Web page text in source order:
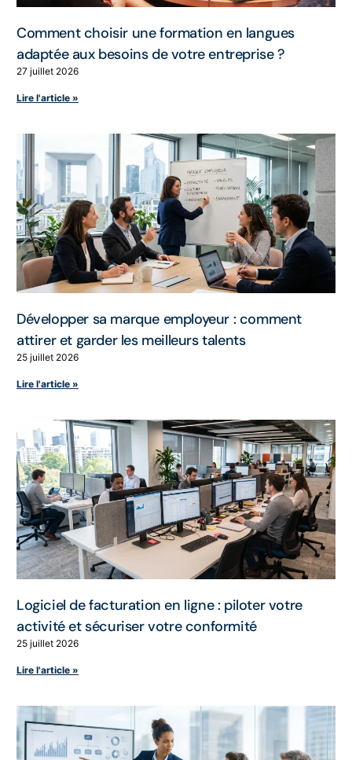
Comment choisir une formation en langues
adaptée aux besoins de votre entreprise ?
27 juillet 2026
Lire l'article »
Développer sa marque employeur : comment
attirer et garder les meilleurs talents
25 juillet 2026
Lire l'article »
Logiciel de facturation en ligne : piloter votre
activité et sécuriser votre conformité
25 juillet 2026
Lire l'article »